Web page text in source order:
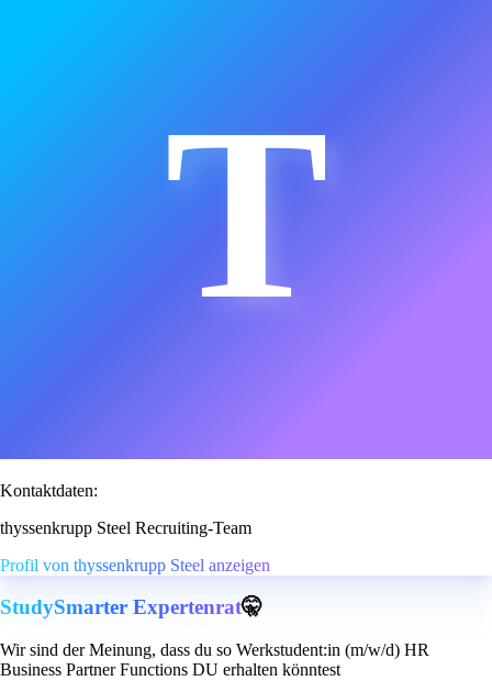
T
Kontaktdaten:
thyssenkrupp Steel Recruiting-Team
Profil von thyssenkrupp Steel anzeigen
StudySmarter Expertenrat🤫
Wir sind der Meinung, dass du so Werkstudent:in (m/w/d) HR
Business Partner Functions DU erhalten könntest